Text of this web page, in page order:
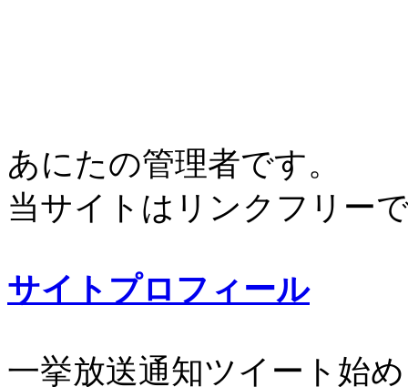
あにたの管理者です。
当サイトはリンクフリー
サイトプロフィール
一挙放送通知ツイート始